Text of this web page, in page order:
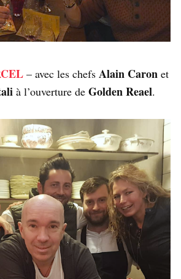
– avec les chefs Alain Caron et
à l’ouverture de Golden Reael.